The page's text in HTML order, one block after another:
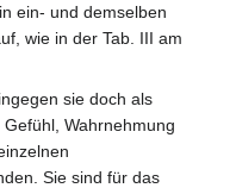
ein- und demselben
wie in der Tab. III am
sie doch als
Wahrnehmung
Sie sind für das